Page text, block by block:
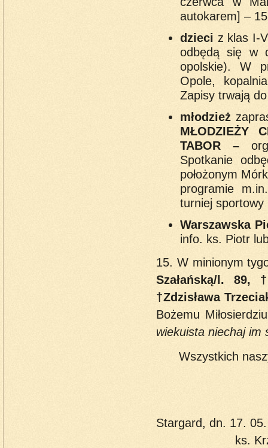
autokarem] –
dzieci z klas I-
odbędą się w
opolskie). W
Opole,
Zapisy trwają
młodzież
MŁODZIEŻY
TABOR –
Spotkanie
położonym
programie
turniej sportowy
Warszawska
info. ks. Piotr
15. W minionym
Szałańską/l. 89,
†Zdzisława
Bożemu
wiekuista niechaj im
Wszystkich
ks. Krzysztof